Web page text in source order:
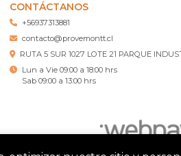
CONTÁCTANOS
+56937313881
contacto@provemontt.cl
RUTA 5 SUR 1027 LOTE 21 PARQUE
Lun a Vie 09:00 a 18:00 hrs
Sab 09:00 a 13:00 hrs